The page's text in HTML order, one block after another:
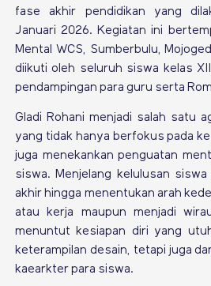
fase akhir pendidikan yang
Januari 2026. Kegiatan ini
Mental WCS, Sumberbulu,
diikuti oleh seluruh siswa kelas
pendampingan para guru serta
Gladi Rohani menjadi salah satu
yang tidak hanya berfokus pada
juga menekankan penguatan
siswa. Menjelang kelulusan siswa
akhir hingga menentukan arah
atau kerja maupun menjadi
menuntut kesiapan diri yang
keterampilan desain, tetapi juga
kaearkter para siswa.